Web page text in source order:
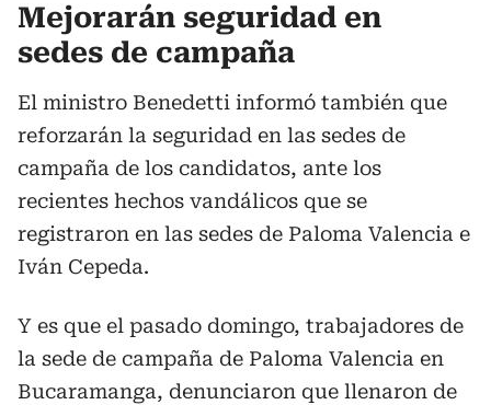
Mejorarán seguridad en
sedes de campaña
El ministro Benedetti informó también que
reforzarán la seguridad en las sedes de
campaña de los candidatos, ante los
recientes hechos vandálicos que se
registraron en las sedes de Paloma Valencia e
Iván Cepeda.
Y es que el pasado domingo, trabajadores de
la sede de campaña de Paloma Valencia en
Bucaramanga, denunciaron que llenaron de